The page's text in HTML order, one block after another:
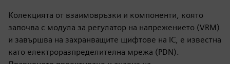
Колекцията от взаимовръзки и компоненти, която
започва с модула за регулатор на напрежението (VRM)
и завършва на захранващите щифтове на IC, е известна
като електроразпределителна мрежа (PDN).